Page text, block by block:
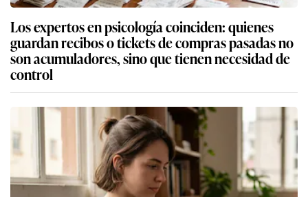
Los expertos en psicología coinciden: quienes
guardan recibos o tickets de compras pasadas no
son acumuladores, sino que tienen necesidad de
control